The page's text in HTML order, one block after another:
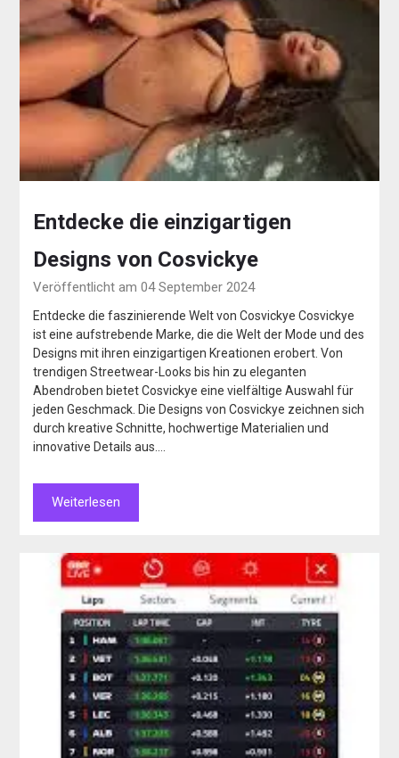
Entdecke die einzigartigen
Designs von Cosvickye
Veröffentlicht am 04 September 2024
Entdecke die faszinierende Welt von Cosvickye Cosvickye
ist eine aufstrebende Marke, die die Welt der Mode und des
Designs mit ihren einzigartigen Kreationen erobert. Von
trendigen Streetwear-Looks bis hin zu eleganten
Abendroben bietet Cosvickye eine vielfältige Auswahl für
jeden Geschmack. Die Designs von Cosvickye zeichnen sich
durch kreative Schnitte, hochwertige Materialien und
innovative Details aus….
Weiterlesen